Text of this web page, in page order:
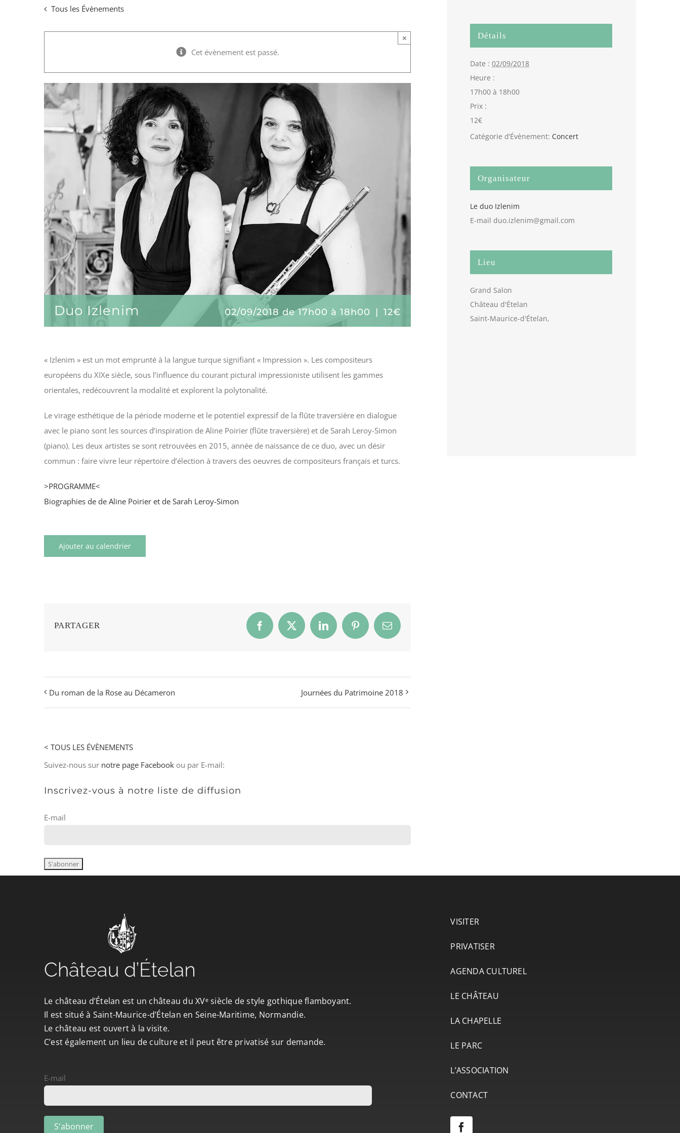
Tous les Évènements
Cet évènement est passé.
×
Duo Izlenim 02/09/2018 de 17h00 à18h00 | 12€
« Izlenim » est un mot emprunté à la langue turque signifiant « Impression ». Les compositeurs
européens du XIXe siècle, sous l’influence du courant pictural impressioniste utilisent les gammes
orientales, redécouvrent la modalité et explorent la polytonalité.
Le virage esthétique de la période moderne et le potentiel expressif de la flûte traversière en dialogue
avec le piano sont les sources d’inspiration de Aline Poirier (flûte traversière) et de Sarah Leroy-Simon
(piano). Les deux artistes se sont retrouvées en 2015, année de naissance de ce duo, avec un désir
commun : faire vivre leur répertoire d’élection à travers des oeuvres de compositeurs français et turcs.
>PROGRAMME<
Biographies de de Aline Poirier et de Sarah Leroy-Simon
Ajouter au calendrier
PARTAGER Facebook
X LinkedInPinterestEmail
Du roman de la Rose au Décameron Journées du Patrimoine 2018
< TOUS LES ÉVÈNEMENTS
Suivez-nous sur notre page Facebook ou par E-mail:
Inscrivez-vous à notre liste de diffusion
E-mail
Détails
Date : 02/09/2018
Heure :
17h00 à 18h00
Prix :
12€
Catégorie d’Évènement: Concert
Organisateur
Le duo Izlenim
E-mail duo.izlenim@gmail.com
Lieu
Grand Salon
Château d'Ételan
Saint-Maurice-d'Ételan,
Le château d’Ételan est un château du XVᵉ siècle de style gothique flamboyant.
Il est situé à Saint-Maurice-d’Ételan en Seine-Maritime, Normandie.
Le château est ouvert à la visite.
C’est également un lieu de culture et il peut être privatisé sur demande.
E-mail
VISITER
PRIVATISER
AGENDA CULTUREL
LE CHÂTEAU
LA CHAPELLE
LE PARC
L’ASSOCIATION
CONTACT